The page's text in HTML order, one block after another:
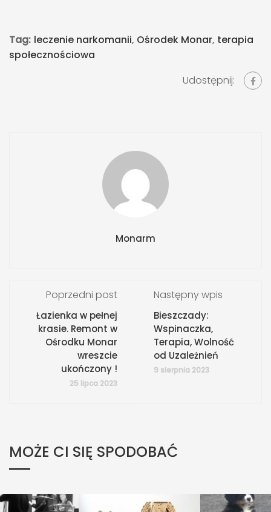
Tag: leczenie narkomanii, Ośrodek Monar, terapia
społecznościowa
Udostępnij:
Monarm
Poprzedni post
Łazienka w pełnej
krasie. Remont w
Ośrodku Monar
wreszcie
ukończony !
25 lipca 2023
Następny wpis
Bieszczady:
Wspinaczka,
Terapia, Wolność
od Uzależnień
9 sierpnia 2023
MOŻE CI SIĘ SPODOBAĆ